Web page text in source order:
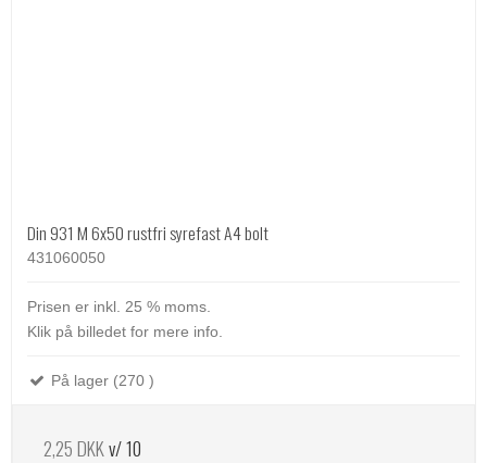
Din 931 M 6x50 rustfri syrefast A4 bolt
431060050
Prisen er inkl. 25 % moms.
Klik på billedet for mere info.
På lager (270 )
2,25 DKKv/ 10